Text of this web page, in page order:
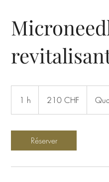
1 h
suisses210 CHF
Réserver